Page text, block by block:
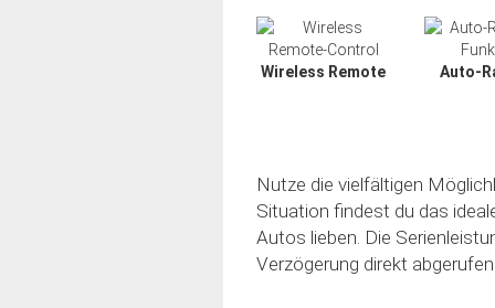
Wireless Remote Auto-
Nutze die vielfältigen
Situation findest du das
Autos lieben. Die
Verzögerung direkt abgerufen.